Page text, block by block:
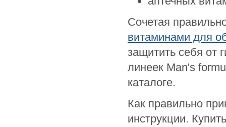
Сочетая
витаминами для
защитить себя от
линеек Man's
каталоге.
Как правильно
инструкции.